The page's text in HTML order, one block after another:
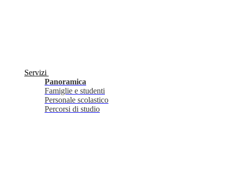
Servizi
Panoramica
Famiglie e studenti
Personale scolastico
Percorsi di studio